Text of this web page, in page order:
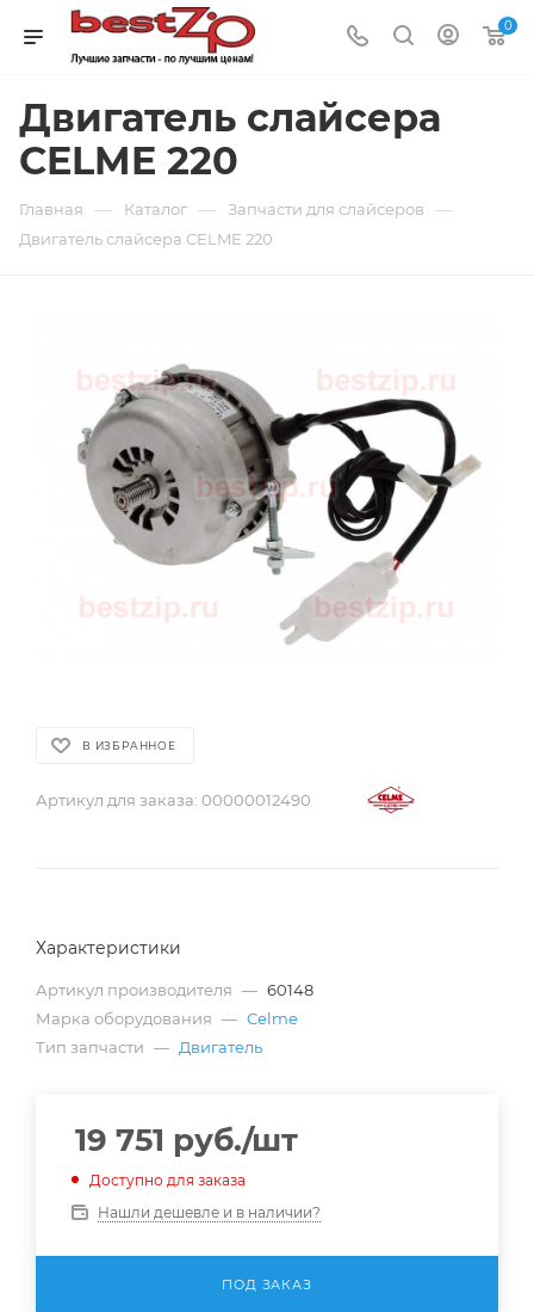
0
Двигатель слайсера
CELME 220
Главная — Каталог — Запчасти для слайсеров —
Двигатель слайсера CELME 220
В ИЗБРАННОЕ
Артикул для заказа: 00000012490
Характеристики
Артикул производителя — 60148
Марка оборудования — Celme
Тип запчасти — Двигатель
19 751 руб./шт
Доступно для заказа
Нашли дешевле и в наличии?
ПОД ЗАКАЗ